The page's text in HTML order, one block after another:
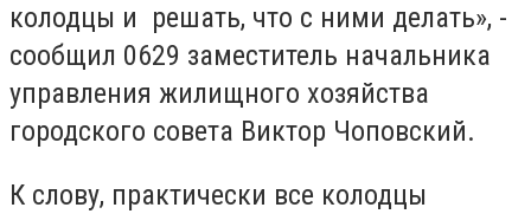
колодцы и решать, что с ними делать», -
сообщил 0629 заместитель начальника
управления жилищного хозяйства
городского совета Виктор Чоповский.
К слову, практически все колодцы